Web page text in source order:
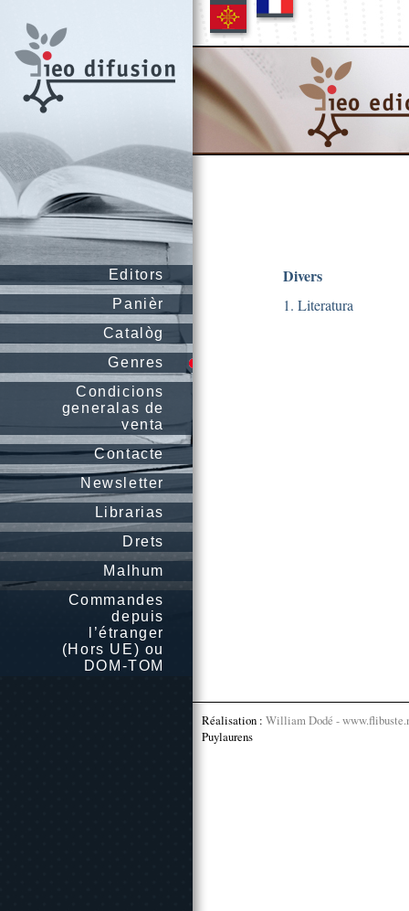
Editors
Panièr
Catalòg
Genres
Condicions
generalas de
venta
Contacte
Newsletter
Librarias
Drets
Malhum
Commandes
depuis
l’étranger
(Hors UE) ou
DOM-TOM
Divers
1. Literatura
Réalisation : William Dodé -
Puylaurens